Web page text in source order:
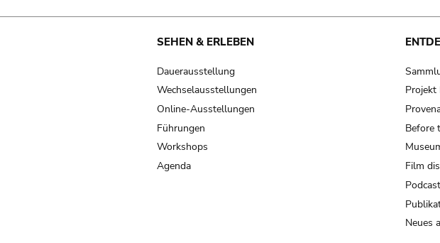
SEHEN & ERLEBEN
Dauerausstellung
Wechselausstellungen
Online-Ausstellungen
Führungen
Workshops
Agenda
Projekt
Before
Film
Neues